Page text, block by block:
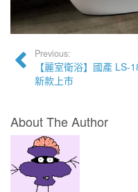
Previous:
【麗室衛浴】國產
新款上市
About The Author